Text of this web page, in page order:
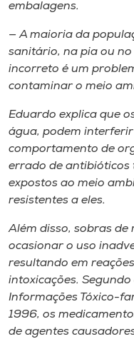
embalagens.
— A maioria da
sanitário, na pia ou
incorreto é um
contaminar o meio
Eduardo explica que
água, podem
comportamento de
errado de antibióticos
expostos ao meio
resistentes a eles.
Além disso, sobras de
ocasionar o uso
resultando em
intoxicações.
Informações Tóxico-
1996, os
de agentes